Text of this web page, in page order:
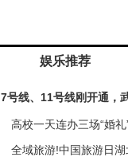
娱乐推荐
7号线、11号线刚开通，
高校一天连办三场“婚
来是因为…
全域旅游!中国旅游日